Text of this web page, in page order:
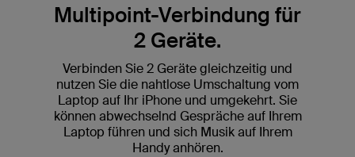
Multipoint-Verbindung für
2 Geräte.
Verbinden Sie 2 Geräte gleichzeitig und
nutzen Sie die nahtlose Umschaltung vom
Laptop auf Ihr iPhone und umgekehrt. Sie
können abwechselnd Gespräche auf Ihrem
Laptop führen und sich Musik auf Ihrem
Handy anhören.